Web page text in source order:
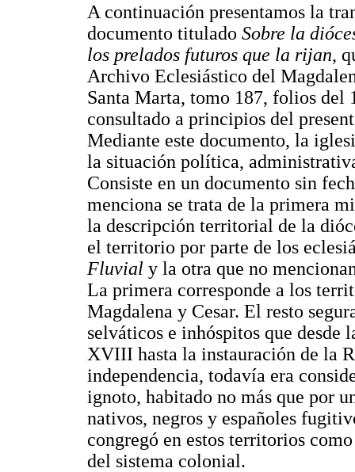
A continuación presentamos la
documento titulado Sobre la
los prelados futuros que la rijan,
Archivo Eclesiástico del
Santa Marta, tomo 187, folios del
consultado a principios del
Mediante este documento, la
la situación política,
Consiste en un documento sin
menciona se trata de la primera
la descripción territorial de la
el territorio por parte de los
Fluvial y la otra que no
La primera corresponde a los
Magdalena y Cesar. El resto
selváticos e inhóspitos que desde
XVIII hasta la instauración de la
independencia, todavía era
ignoto, habitado no más que por
nativos, negros y españoles
congregó en estos territorios
del sistema colonial.